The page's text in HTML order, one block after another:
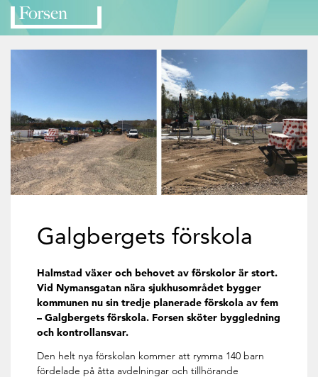
Galgbergets förskola
Halmstad växer och behovet av förskolor är stort.
Vid Nymansgatan nära sjukhusområdet bygger
kommunen nu sin tredje planerade förskola av fem
– Galgbergets förskola. Forsen sköter byggledning
och kontrollansvar.
Den helt nya förskolan kommer att rymma 140 barn
fördelade på åtta avdelningar och tillhörande